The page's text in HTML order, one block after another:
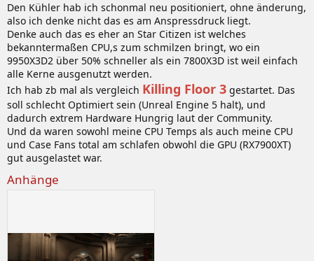
Den Kühler hab ich schonmal neu positioniert, ohne änderung,
also ich denke nicht das es am Anspressdruck liegt.
Denke auch das es eher an Star Citizen ist welches
bekanntermaßen CPU,s zum schmilzen bringt, wo ein
9950X3D2 über 50% schneller als ein 7800X3D ist weil einfach
alle Kerne ausgenutzt werden.
Ich hab zb mal als vergleich Killing Floor 3 gestartet. Das
soll schlecht Optimiert sein (Unreal Engine 5 halt), und
dadurch extrem Hardware Hungrig laut der Community.
Und da waren sowohl meine CPU Temps als auch meine CPU
und Case Fans total am schlafen obwohl die GPU (RX7900XT)
gut ausgelastet war.
Anhänge